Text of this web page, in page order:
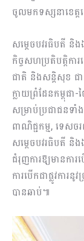
ចូលមកទស្សនាខេត្ត
សម្ដេចបវរធិបតី និង
កិច្ចសហប្រតិបត្តិក
ជាតិ និងសន្ដិសុខ ជា
ក្លាយព្រំដែនកម្ពុជ
សម្រាប់ប្រជាជនទ
ពាណិជ្ជកម្ម, ទេស
សម្ដេចបវរធិបតី និង
ជំរុញការឱ្យមានកា
ការបើកជាផ្លូវការ
បានឆាប់៕